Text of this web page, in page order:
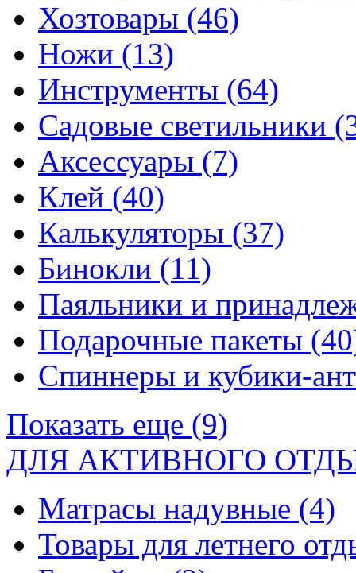
Хозтовары (46)
Ножи (13)
Инструменты (64)
Садовые светильники
Аксессуары (7)
Клей (40)
Калькуляторы (37)
Бинокли (11)
Паяльники и
Подарочные пакеты
Спиннеры и кубики-
Показать еще (9)
ДЛЯ АКТИВНОГО
Матрасы надувные (4)
Товары для летнего